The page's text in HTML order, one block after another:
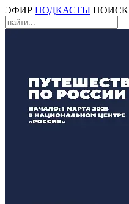
ЭФИР ПОДКАСТЫ ПОИСК